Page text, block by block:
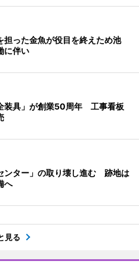
担った金魚が役目を終えため池
に伴い
装具」が創業50周年 工事看板
ンター」の取り壊し進む 跡地は
へ
見る